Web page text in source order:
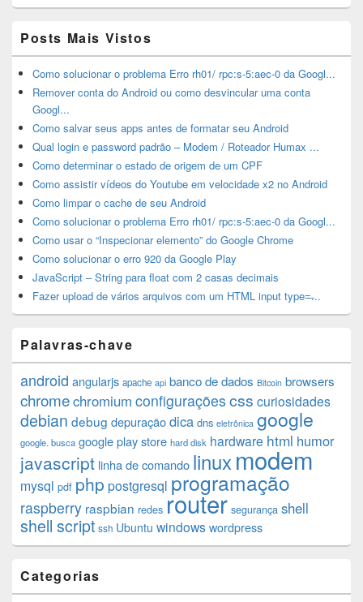
Posts Mais Vistos
Como solucionar o problema Erro rh01/ rpc:s-5:aec-0 da Googl...
Remover conta do Android ou como desvincular uma conta
Googl...
Como salvar seus apps antes de formatar seu Android
Qual login e password padrão – Modem / Roteador Humax ...
Como determinar o estado de origem de um CPF
Como assistir vídeos do Youtube em velocidade x2 no Android
Como limpar o cache de seu Android
Como solucionar o problema Erro rh01/ rpc:s-5:aec-0 da Googl...
Como usar o “Inspecionar elemento” do Google Chrome
Como solucionar o erro 920 da Google Play
JavaScript – String para float com 2 casas decimais
Fazer upload de vários arquivos com um HTML input type=̶...
Palavras-chave
android angularjs apache api banco de dados Bitcoin browsers
chromechromium configurações css curiosidades
debian debug depuraçãodica dns eletrônica google
google. busca google play store hard disk hardware html humor
javascript linha de comando linux modem
mysql pdf php postgresql programação
raspberry raspbian redes router segurança shell
shell script ssh Ubuntu windows wordpress
Categorias